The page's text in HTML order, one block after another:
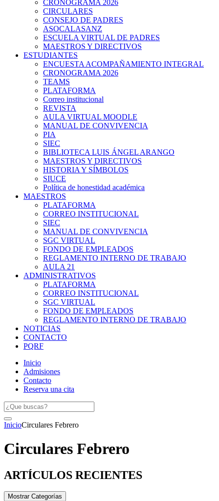
CRONOGRAMA 2026
CIRCULARES
CONSEJO DE PADRES
ASOCALASANZ
ESCUELA VIRTUAL DE PADRES
MAESTROS Y DIRECTIVOS
ESTUDIANTES
ENCUESTA ACOMPAÑAMIENTO INTEGRAL
CRONOGRAMA 2026
TEAMS
PLATAFORMA
Correo institucional
REVISTA
AULA VIRTUAL MOODLE
MANUAL DE CONVIVENCIA
PIA
SIEC
BIBLIOTECA LUIS ÁNGEL ARANGO
MAESTROS Y DIRECTIVOS
HISTORIA Y SÍMBOLOS
SIUCE
Política de honestidad académica
MAESTROS
PLATAFORMA
CORREO INSTITUCIONAL
SIEC
MANUAL DE CONVIVENCIA
SGC VIRTUAL
FONDO DE EMPLEADOS
REGLAMENTO INTERNO DE TRABAJO
AULA 21
ADMINISTRATIVOS
PLATAFORMA
CORREO INSTITUCIONAL
SGC VIRTUAL
FONDO DE EMPLEADOS
REGLAMENTO INTERNO DE TRABAJO
NOTICIAS
CONTACTO
PQRF
Inicio
Admisiones
Contacto
Reserva una cita
InicioCirculares Febrero
Circulares Febrero
ARTÍCULOS RECIENTES
Mostrar Categorías